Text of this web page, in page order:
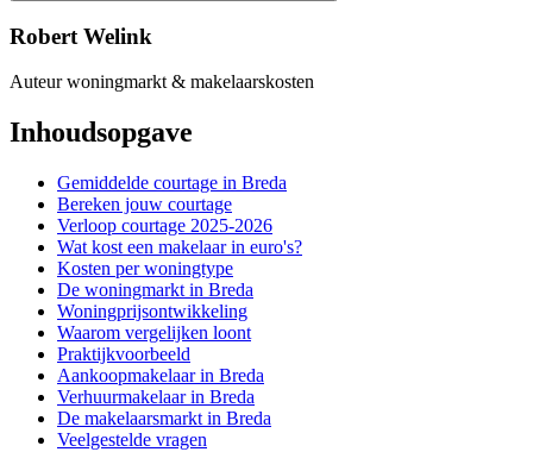
Robert Welink
Auteur woningmarkt & makelaarskosten
Inhoudsopgave
Gemiddelde courtage in Breda
Bereken jouw courtage
Verloop courtage 2025-2026
Wat kost een makelaar in euro's?
Kosten per woningtype
De woningmarkt in Breda
Woningprijsontwikkeling
Waarom vergelijken loont
Praktijkvoorbeeld
Aankoopmakelaar in Breda
Verhuurmakelaar in Breda
De makelaarsmarkt in Breda
Veelgestelde vragen